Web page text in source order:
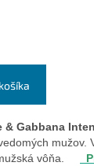
& Gabbana
mužov.
vôňa.